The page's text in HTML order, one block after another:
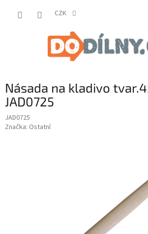
CZK
Násada na kladivo
JAD0725
JAD0725
Značka: Ostatní